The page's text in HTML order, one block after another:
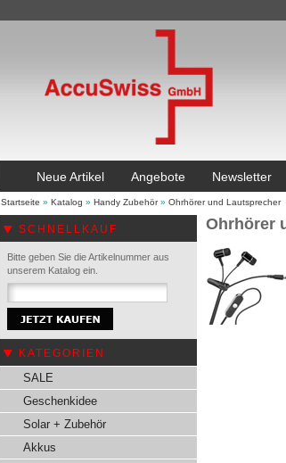
Neue Artikel Angebote Newsletter
Startseite » Katalog » Handy Zubehör» Ohrhörer und Lautsprecher
SCHNELLKAUF
Bitte geben Sie die Artikelnummer aus
unserem Katalog ein.
KATEGORIEN
SALE
Geschenkidee
Solar + Zubehör
Akkus
Ohrhörer